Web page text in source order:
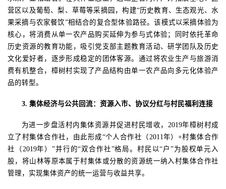
营区以及葡萄、梨、草莓等采摘园，构建“历史教育、生态观光、水
果采摘与农家餐饮”相结合的复合型体验路径。该模式以采摘体验为
核心，将消费从单一农产品购买延伸为参与式体验；同时依托革命
历史资源的教育功能，吸引党支部主题教育活动、研学团队及历史
文化爱好者，逐步形成稳定的团体客源。通过将农业生产与旅游消
费有机整合，樟树村实现了产品结构由单一农产品向多元化体验产
品的转型。
3.集体经济与公共回流：资源入市、协议分红与村民福利连接
为进一步盘活村内集体资源并促进村民增收， 2019年樟树村成
立了村集体合作社，由此形成“个人合作社（2011年） +村集体合作
社（2019年）”并行的“双合作社”格局。村民以“户”为股权单元入
股，将山林等原本属于村集体或分散的资源统一纳入村集体合作社
管理，实现集体资产的统一运营与收益共享。